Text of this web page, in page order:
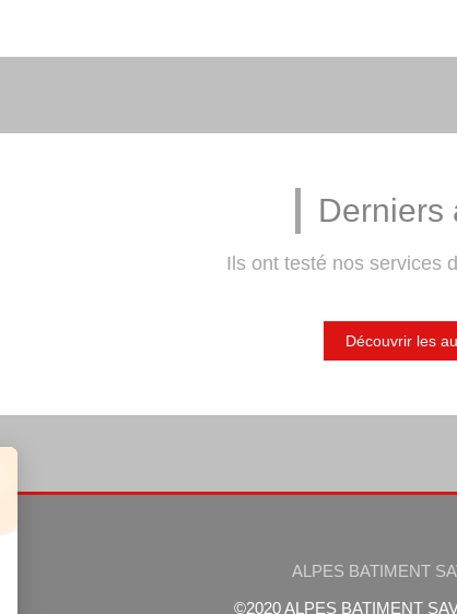
Derniers
Ils ont testé nos services
Découvrir les
ALPES BATIMENT
©2020 ALPES BATIMENT